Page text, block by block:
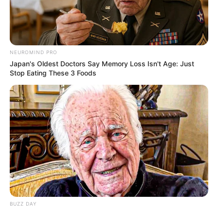
NEUROMIND PRO
Japan's Oldest Doctors Say Memory Loss Isn't Age: Just
Stop Eating These 3 Foods
BUZZ DAY